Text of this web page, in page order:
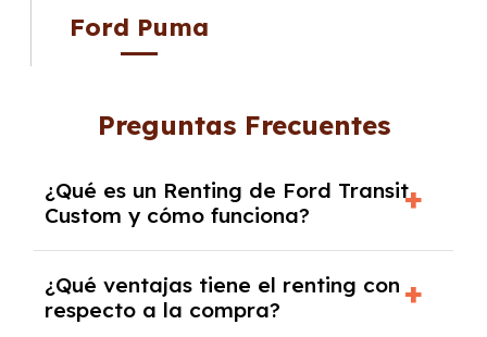
Ford Puma
Preguntas Frecuentes
¿Qué es un Renting de Ford Transit
Custom y cómo funciona?
ElRenting de Ford Transit Customes una
modalidad de alquiler a medio o largo plazo
¿Qué ventajas tiene el renting con
respecto a la compra?